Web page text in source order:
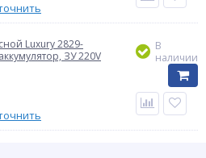
Luxury 2829-
ЗУ 220V
В
наличии